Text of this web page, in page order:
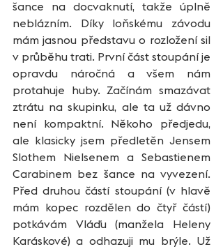
šance na docvaknutí, takže úplně
neblázním. Díky loňskému závodu
mám jasnou představu o rozložení sil
v průběhu trati. První část stoupání je
opravdu náročná a všem nám
protahuje huby. Začínám smazávat
ztrátu na skupinku, ale ta už dávno
není kompaktní. Někoho předjedu,
ale klasicky jsem předletěn Jensem
Slothem Nielsenem a Sebastienem
Carabinem bez šance na vyvezení.
Před druhou částí stoupání (v hlavě
mám kopec rozdělen do čtyř částí)
potkávám Vláďu (manžela Heleny
Karáskové) a odhazuji mu brýle. Už